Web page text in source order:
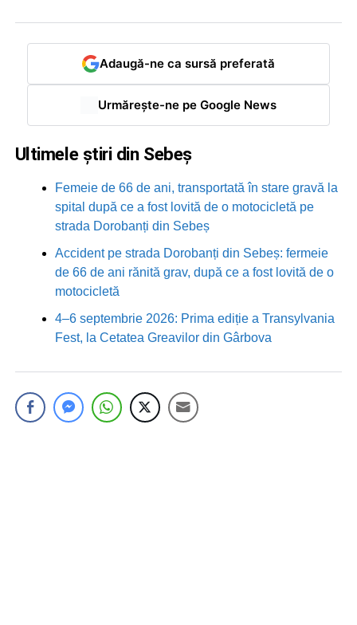
Adaugă-ne ca sursă preferată
Urmărește-ne pe Google News
Ultimele știri din Sebeș
Femeie de 66 de ani, transportată în stare gravă la
spital după ce a fost lovită de o motocicletă pe
strada Dorobanți din Sebeș
Accident pe strada Dorobanți din Sebeș: fermeie
de 66 de ani rănită grav, după ce a fost lovită de o
motocicletă
4–6 septembrie 2026: Prima ediție a Transylvania
Fest, la Cetatea Greavilor din Gârbova